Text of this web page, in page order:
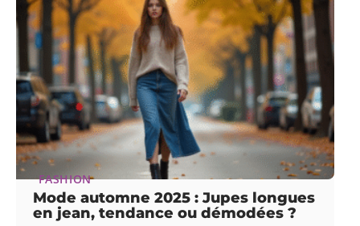
FASHION
Mode automne 2025 : Jupes longues
en jean, tendance ou démodées ?